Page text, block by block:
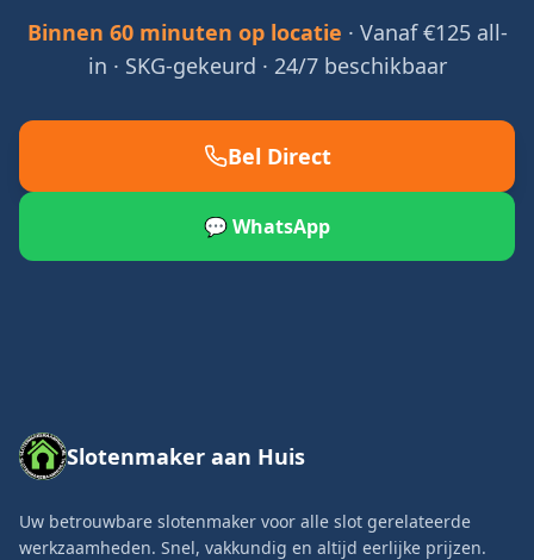
Binnen 60 minuten op locatie · Vanaf €125 all-
in · SKG-gekeurd · 24/7 beschikbaar
Bel Direct
💬 WhatsApp
Slotenmaker aan Huis
Uw betrouwbare slotenmaker voor alle slot gerelateerde
werkzaamheden. Snel, vakkundig en altijd eerlijke prijzen.